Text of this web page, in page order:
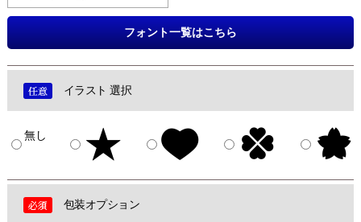
フォント一覧はこちら
イラスト 選択
無し
包装オプション